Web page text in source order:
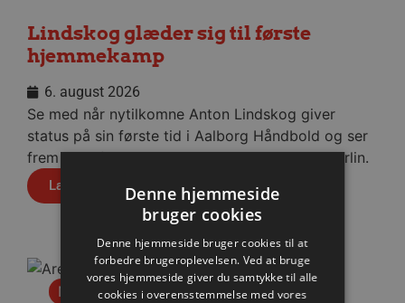
Lindskog glæder sig til første
hjemmekamp
6. august 2026
Se med når nytilkomne Anton Lindskog giver
status på sin første tid i Aalborg Håndbold og ser
frem mod fredagens testkamp mod Füchse Berlin.
Læs mere
Nyhed
Denne hjemmeside
bruger cookies
Denne hjemmeside bruger cookies til at
forbedre brugeroplevelsen. Ved at bruge
vores hjemmeside giver du samtykke til alle
cookies i overensstemmelse med vores